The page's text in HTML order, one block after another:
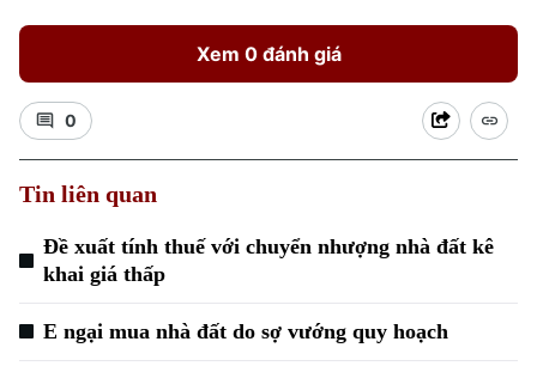
Xem 0 đánh giá
0
Tin liên quan
Đề xuất tính thuế với chuyển nhượng nhà đất kê
khai giá thấp
E ngại mua nhà đất do sợ vướng quy hoạch